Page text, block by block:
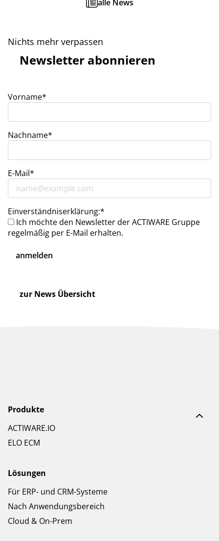
alle News
Nichts mehr verpassen
Newsletter abonnieren
Vorname*
Nachname*
E-Mail*
Einverständniserklärung:*
Ich möchte den Newsletter der ACTIWARE Gruppe
regelmäßig per E-Mail erhalten.
anmelden
zur News Übersicht
Produkte
ACTIWARE.IO
ELO ECM
Lösungen
Für ERP- und CRM-Systeme
Nach Anwendungsbereich
Cloud & On-Prem